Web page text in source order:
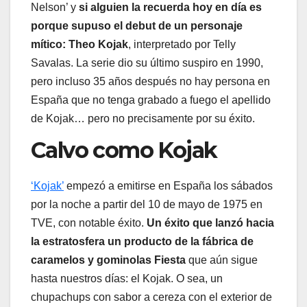
Nelson’ y si alguien la recuerda hoy en día es
porque supuso el debut de un personaje
mítico: Theo Kojak, interpretado por Telly
Savalas. La serie dio su último suspiro en 1990,
pero incluso 35 años después no hay persona en
España que no tenga grabado a fuego el apellido
de Kojak… pero no precisamente por su éxito.
Calvo como Kojak
‘Kojak’ empezó a emitirse en España los sábados
por la noche a partir del 10 de mayo de 1975 en
TVE, con notable éxito. Un éxito que lanzó hacia
la estratosfera un producto de la fábrica de
caramelos y gominolas Fiesta que aún sigue
hasta nuestros días: el Kojak. O sea, un
chupachups con sabor a cereza con el exterior de